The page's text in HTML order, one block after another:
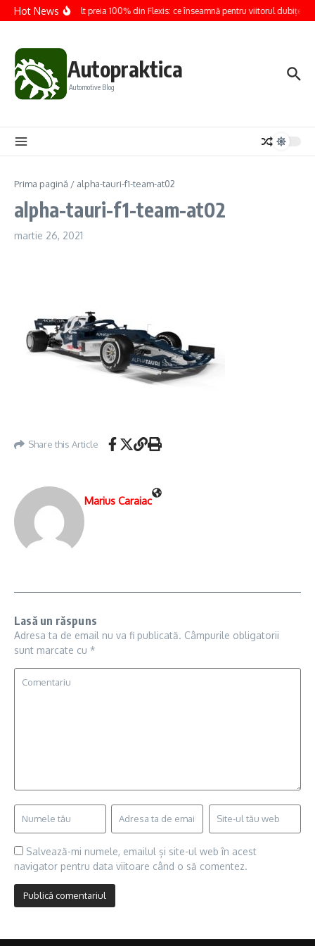
Sari la conținut
Hot NewsRenault preia 100% din Flexis: ce înseamnă pentru viitorul dubițelor
Autopraktica
Automotive Blog
Prima pagină / alpha-tauri-f1-team-at02
alpha-tauri-f1-team-at02
martie 26, 2021
Share this Article
Marius Caraiac
Lasă un răspuns
Adresa ta de email nu va fi publicată. Câmpurile obligatorii
sunt marcate cu *
Salvează-mi numele, emailul și site-ul web în acest
navigator pentru data viitoare când o să comentez.